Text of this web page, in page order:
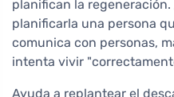
planifican la regeneración.
planificarla una persona
comunica con personas,
intenta vivir
Ayuda a replantear el